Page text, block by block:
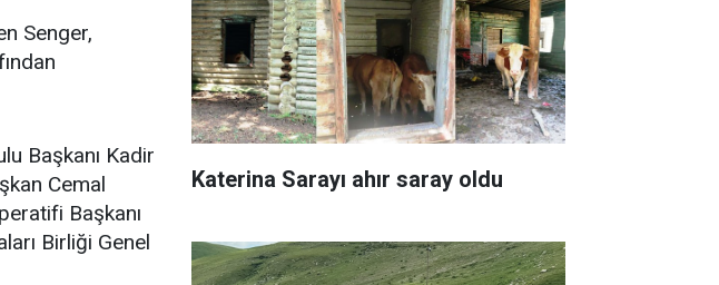
Senger,
Başkanı Kadir
Cemal
Başkanı
Birliği Genel
Katerina Sarayı ahır saray oldu